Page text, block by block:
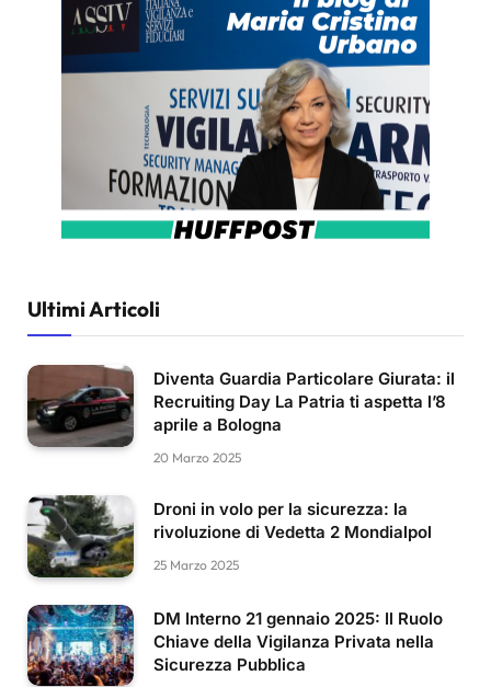
Ultimi Articoli
Diventa Guardia Particolare Giurata: il
Recruiting Day La Patria ti aspetta l’8
aprile a Bologna
20 Marzo 2025
Droni in volo per la sicurezza: la
rivoluzione di Vedetta 2 Mondialpol
25 Marzo 2025
DM Interno 21 gennaio 2025: Il Ruolo
Chiave della Vigilanza Privata nella
Sicurezza Pubblica